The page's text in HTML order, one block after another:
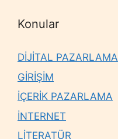
Konular
DİJİTAL PAZARLAMA
GİRİŞİM
İÇERİK PAZARLAMA
İNTERNET
LİTERATÜR